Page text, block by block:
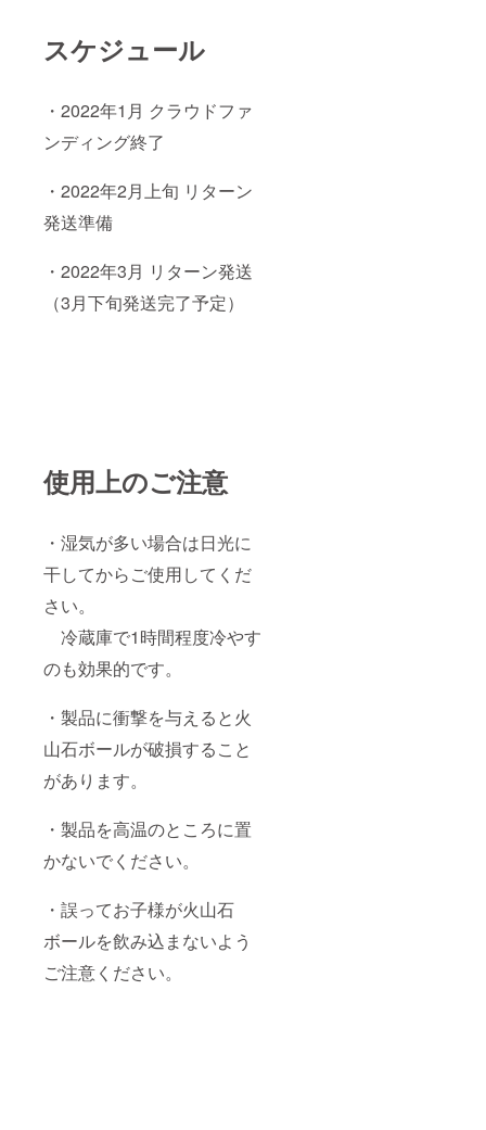
スケジュール
・2022年1月 クラウドファ
ンディング終了
・2022年2月上旬 リターン
発送準備
・2022年3月 リターン発送
（3月下旬発送完了予定）
使用上のご注意
・湿気が多い場合は日光に
干してからご使用してくだ
さい。
冷蔵庫で1時間程度冷やす
のも効果的です。
・製品に衝撃を与えると火
山石ボールが破損すること
があります。
・製品を高温のところに置
かないでください。
・誤ってお子様が火山石
ボールを飲み込まないよう
ご注意ください。